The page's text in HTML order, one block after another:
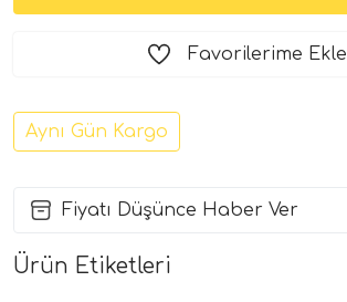
Favorilerime Ekle
Aynı Gün Kargo
Fiyatı Düşünce Haber Ver
Ürün Etiketleri